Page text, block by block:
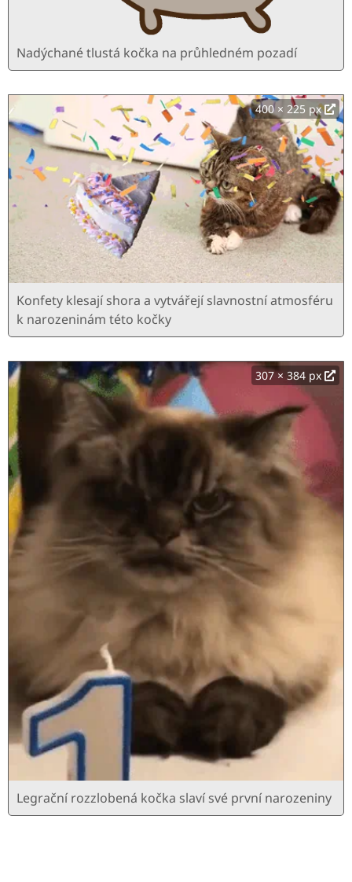
Nadýchané tlustá kočka na průhledném pozadí
400 × 225 px
Konfety klesají shora a vytvářejí slavnostní atmosféru
k narozeninám této kočky
307 × 384 px
Legrační rozzlobená kočka slaví své první narozeniny